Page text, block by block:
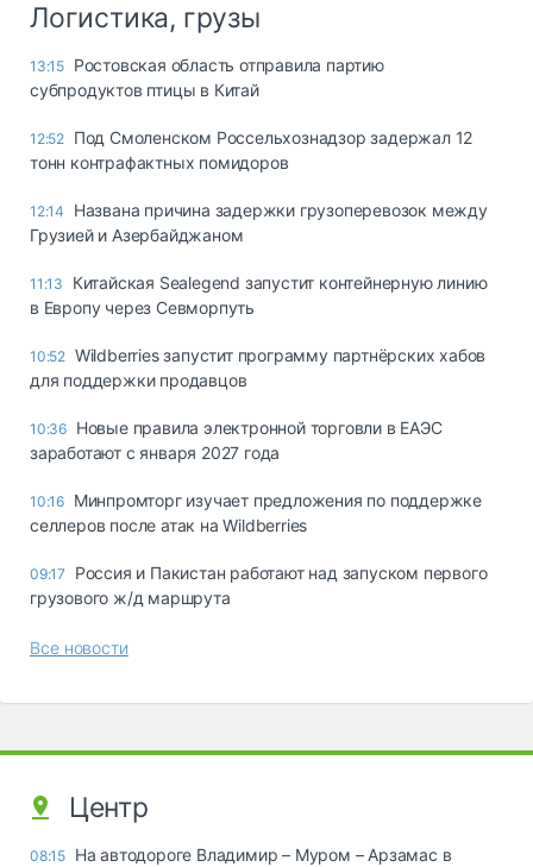
Логистика, грузы
13:15 Ростовская область отправила партию
субпродуктов птицы в Китай
12:52 Под Смоленском Россельхознадзор задержал 12
тонн контрафактных помидоров
12:14
Названа причина задержки грузоперевозок между
Грузией и Азербайджаном
11:13
Китайская Sealegend запустит контейнерную линию
в Европу через Севморпуть
10:52 Wildberries запустит программу партнёрских хабов
для поддержки продавцов
10:36 Новые правила электронной торговли в ЕАЭС
заработают с января 2027 года
10:16 Минпромторг изучает предложения по поддержке
селлеров после атак на Wildberries
09:17
Россия и Пакистан работают над запуском первого
грузового ж/д маршрута
Все новости
Центр
08:15 На автодороге Владимир – Муром – Арзамас в